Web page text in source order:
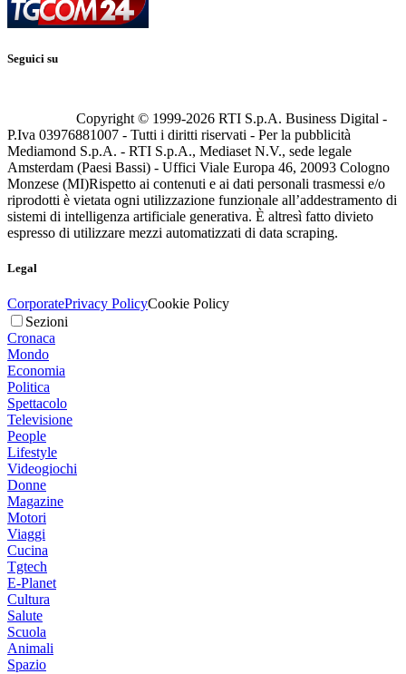
Seguici su
Copyright © 1999-2026 RTI S.p.A. Business Digital -
P.Iva 03976881007 - Tutti i diritti riservati - Per la pubblicità
Mediamond S.p.A. - RTI S.p.A., Mediaset N.V., sede legale
Amsterdam (Paesi Bassi) - Uffici Viale Europa 46, 20093 Cologno
Monzese (MI)Rispetto ai contenuti e ai dati personali trasmessi e/o
riprodotti è vietata ogni utilizzazione funzionale all’addestramento di
sistemi di intelligenza artificiale generativa. È altresì fatto divieto
espresso di utilizzare mezzi automatizzati di data scraping.
Legal
CorporatePrivacy PolicyCookie Policy
Sezioni
Cronaca
Mondo
Economia
Politica
Spettacolo
Televisione
People
Lifestyle
Videogiochi
Donne
Magazine
Motori
Viaggi
Cucina
Tgtech
E-Planet
Cultura
Salute
Scuola
Animali
Spazio